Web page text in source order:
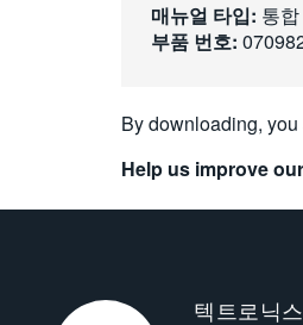
매뉴얼 타입: 통
부품 번호:
By downloading,
Help us improve
텍트로닉